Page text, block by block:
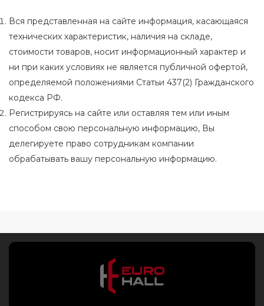
Вся представленная на сайте информация, касающаяся
технических характеристик, наличия на складе,
стоимости товаров, носит информационный характер и
ни при каких условиях не является публичной офертой,
определяемой положениями Статьи 437(2) Гражданского
кодекса РФ.
Регистрируясь на сайте или оставляя тем или иным
способом свою персональную информацию, Вы
делегируете право сотрудникам компании
обрабатывать вашу персональную информацию.